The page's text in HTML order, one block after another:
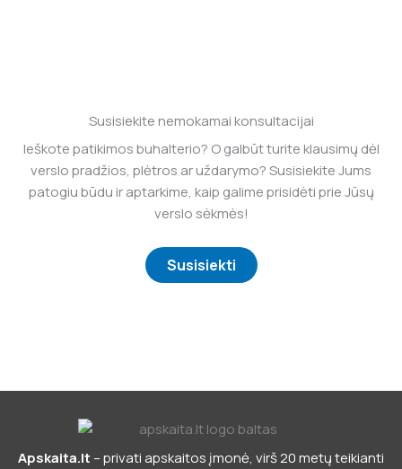
Susisiekite nemokamai konsultacijai
Ieškote patikimos buhalterio? O galbūt turite klausimų dėl
verslo pradžios, plėtros ar uždarymo? Susisiekite Jums
patogiu būdu ir aptarkime, kaip galime prisidėti prie Jūsų
verslo sėkmės!
Susisiekti
Apskaita.lt – privati apskaitos įmonė, virš 20 metų teikianti